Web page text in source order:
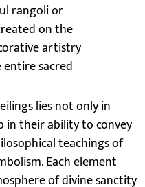
rangoli or
on the
artistry
sacred
lies not only in
in their ability to convey
teachings of
Each element
of divine sanctity